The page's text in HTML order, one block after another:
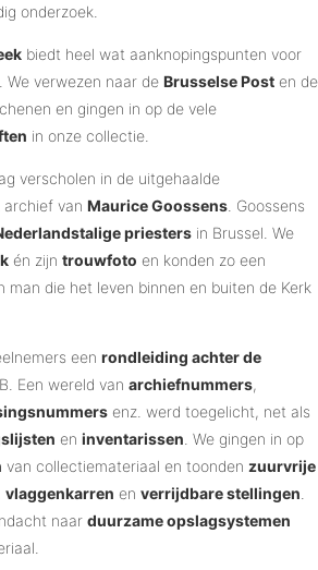
onderzoek.
biedt heel wat aanknopingspunten voor
We verwezen naar de Brusselse Post en de
en gingen in op de vele
in onze collectie.
verscholen in de uitgehaalde
van Maurice Goossens . Goossens
priesters in Brussel. We
én zijn trouwfoto en konden zo een
man die het leven binnen en buiten de Kerk
een rondleiding achter de
Een wereld van archiefnummers,
enz. werd toegelicht, net als
en inventarissen . We gingen in op
van collectiemateriaal en toonden zuurvrije
vlaggenkarren en verrijdbare stellingen
naar duurzame opslagsystemen